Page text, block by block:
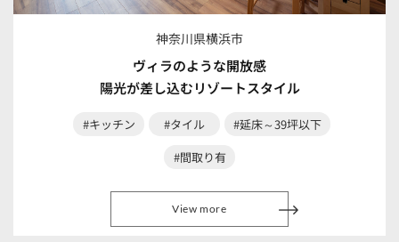
神奈川県横浜市
ヴィラのような開放感
陽光が差し込むリゾートスタイル
#キッチン #タイル
#延床～39坪以下
#間取り有
View more